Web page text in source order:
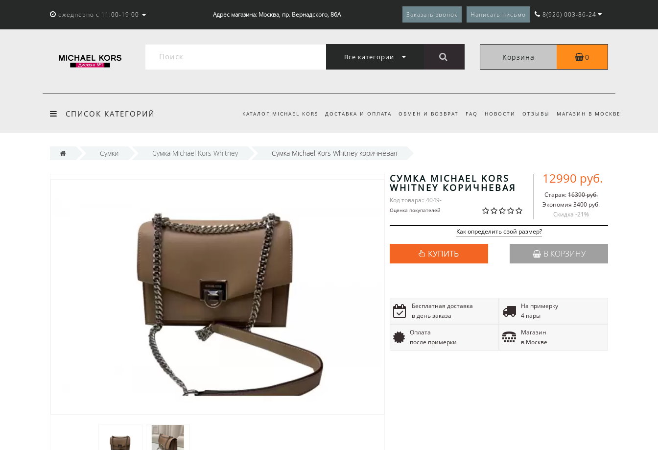
ежедневно с 11:00-19:00 Адрес магазина: Москва, пр. Вернадского, 86А Заказать звонок Написать письмо 8(926) 003-86-24
Все категории Корзина 0
СПИСОК КАТЕГОРИЙ КАТАЛОГ MICHAEL KORS ДОСТАВКА И ОПЛАТА ОБМЕН И ВОЗВРАТ FAQ НОВОСТИ ОТЗЫВЫ МАГАЗИН В МОСКВЕ
Сумки Сумка Michael Kors Whitney Сумка Michael Kors Whitney коричневая
СУМКА MICHAEL KORS
WHITNEY КОРИЧНЕВАЯ
Код товара:: 4049-
Оценка покупателей
12990 руб.
Старая:16390 руб.
Экономия 3400 руб.
Скидка -21%
Как определить свой размер?
КУПИТЬ В КОРЗИНУ
Бесплатная доставка
в день заказа
На примерку
4 пары
Оплата
после примерки
Магазин
в Москве